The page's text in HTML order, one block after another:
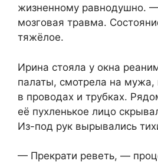
жизненному равнодушно.
мозговая травма.
тяжёлое.
Ирина стояла у окна
палаты, смотрела на мужа,
в проводах и трубках.
её пухленькое лицо
Из-под рук вырывались
— Прекрати реветь, —